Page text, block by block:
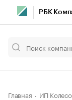
РБК
Главная ИП